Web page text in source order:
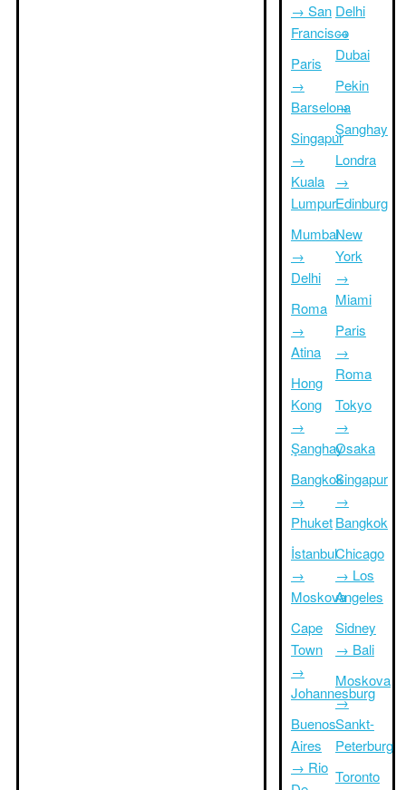
→ San
Francisco
Paris
→
Barselona
Singapur
→
Kuala
Lumpur
Mumbai
→
Delhi
Roma
→
Atina
Hong
Kong
→
Şanghay
Bangkok
→
Phuket
İstanbul
→
Moskova
Cape
Town
→
Johannesburg
Buenos
Aires
→ Rio
Delhi
→
Dubai
Pekin
→
Şanghay
Londra
→
Edinburg
New
York
→
Miami
Paris
→
Roma
Tokyo
→
Osaka
Singapur
→
Bangkok
Chicago
→ Los
Angeles
Sidney
→ Bali
Moskova
→
Sankt-
Peterburg
Toronto